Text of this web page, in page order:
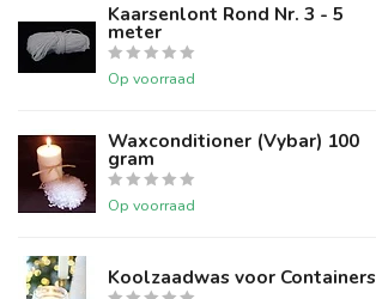
Kaarsenlont Rond Nr. 3 - 5
meter
Op voorraad
Waxconditioner (Vybar) 100
gram
Op voorraad
Koolzaadwas voor Containers